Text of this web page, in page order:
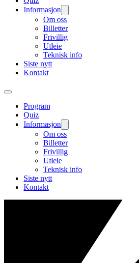
Informasjon
Om oss
Billetter
Frivillig
Utleie
Teknisk info
Siste nytt
Kontakt
Program
Quiz
Informasjon
Om oss
Billetter
Frivillig
Utleie
Teknisk info
Siste nytt
Kontakt